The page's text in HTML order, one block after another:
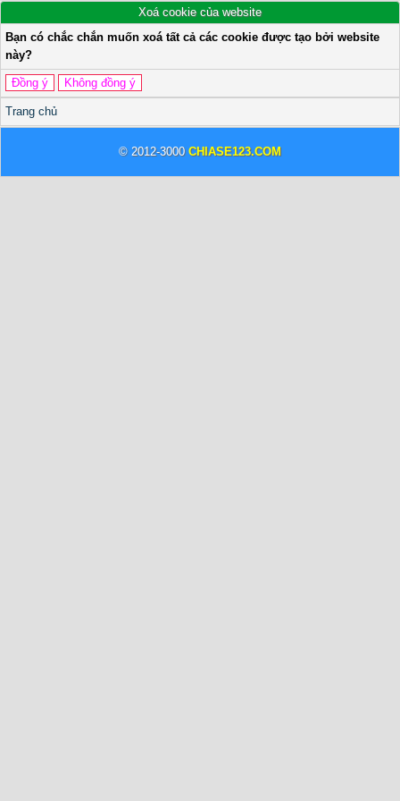
Xoá cookie của website
Bạn có chắc chắn muốn xoá tất cả các cookie được tạo bởi website
này?
Trang chủ
© 2012-3000 CHIASE123.COM